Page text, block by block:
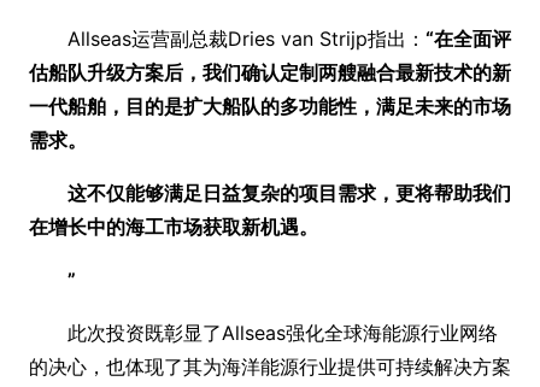
Allseas运营副总裁Dries van Strijp指出： “在全面评
估船队升级方案后，我们确认定制两艘融合最新技术的新
一代船舶，目的是扩大船队的多功能性，满足未来的市场
需求。
这不仅能够满足日益复杂的项目需求，更将帮助我们
在增长中的海工市场获取新机遇。
”
此次投资既彰显了Allseas强化全球海能源行业网络
的决心，也体现了其为海洋能源行业提供可持续解决方案